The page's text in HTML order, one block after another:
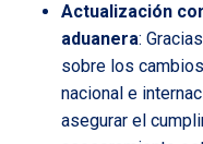
Actualización
aduanera:
sobre los
nacional e
asegurar el